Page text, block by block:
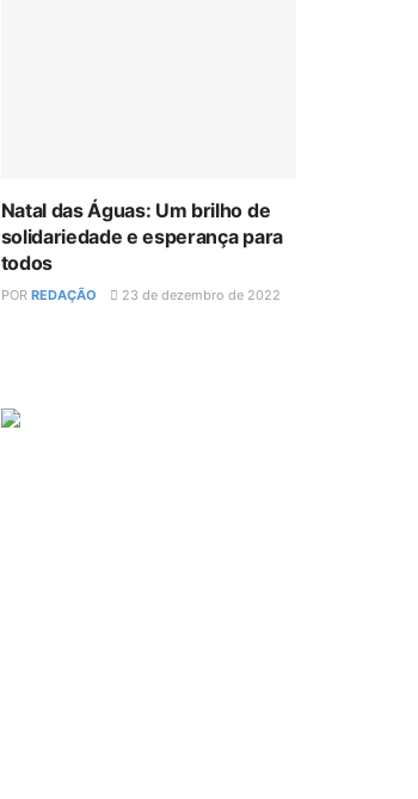
Natal das Águas: Um brilho de
solidariedade e esperança para
todos
POR REDAÇÃO 23 de dezembro de 2022